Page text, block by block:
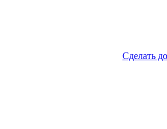
Сделать